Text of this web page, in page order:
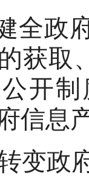
全政
获取
开
信息
转变